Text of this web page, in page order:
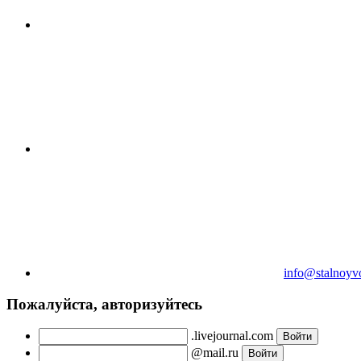
Пожалуйста, авторизуйтесь
.livejournal.com
@mail.ru